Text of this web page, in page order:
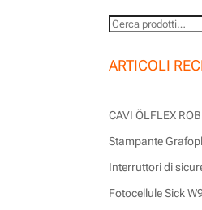
Cerca:
ARTICOLI
CAVI ÖLFLEX
Stampante
Interruttori di
Fotocellule Sick